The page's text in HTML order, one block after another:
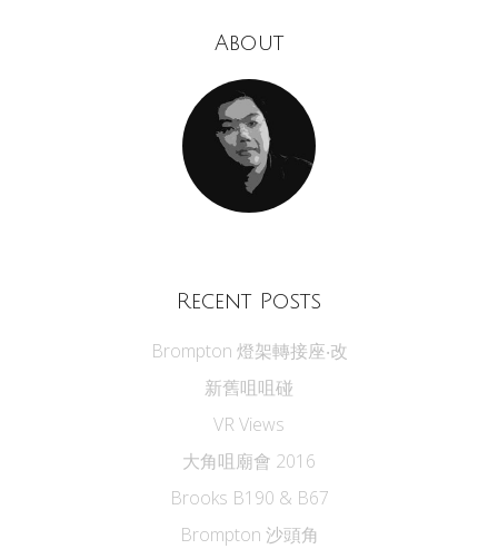
About
Recent Posts
Brompton 燈架轉接座‧改
新舊咀咀碰
VR Views
大角咀廟會 2016
Brooks B190 & B67
Brompton 沙頭角